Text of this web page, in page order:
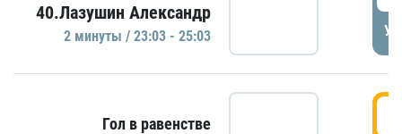
40.Лазушин Александр
2 минуты / 23:03 - 25:03
Гол в равенстве